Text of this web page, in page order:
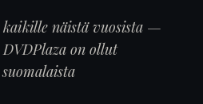
näistä vuosista —
on ollut